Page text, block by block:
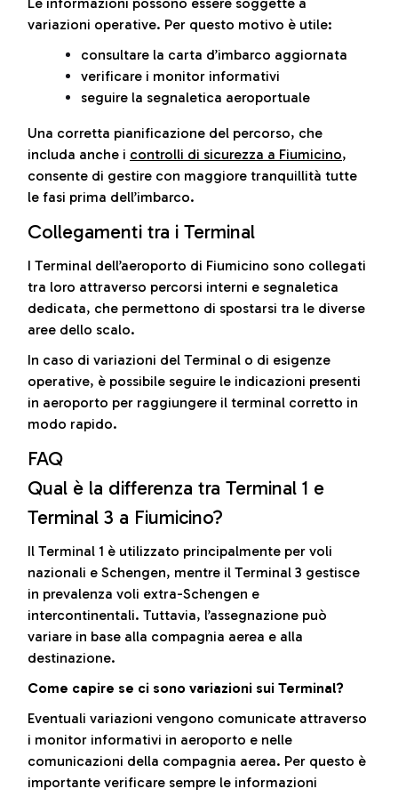
variazioni operative. Per questo motivo è utile:
consultare la carta d’imbarco aggiornata
verificare i monitor informativi
seguire la segnaletica aeroportuale
Una corretta pianificazione del percorso, che
includa anche i controlli di sicurezza a Fiumicino,
consente di gestire con maggiore tranquillità tutte
le fasi prima dell’imbarco.
Collegamenti tra i Terminal
I Terminal dell’aeroporto di Fiumicino sono collegati
tra loro attraverso percorsi interni e segnaletica
dedicata, che permettono di spostarsi tra le diverse
aree dello scalo.
In caso di variazioni del Terminal o di esigenze
operative, è possibile seguire le indicazioni presenti
in aeroporto per raggiungere il terminal corretto in
modo rapido.
FAQ
Qual è la differenza tra Terminal 1 e
Terminal 3 a Fiumicino?
Il Terminal 1 è utilizzato principalmente per voli
nazionali e Schengen, mentre il Terminal 3 gestisce
in prevalenza voli extra-Schengen e
intercontinentali. Tuttavia, l’assegnazione può
variare in base alla compagnia aerea e alla
destinazione.
Come capire se ci sono variazioni sui Terminal?
Eventuali variazioni vengono comunicate attraverso
i monitor informativi in aeroporto e nelle
comunicazioni della compagnia aerea. Per questo è
importante verificare sempre le informazioni